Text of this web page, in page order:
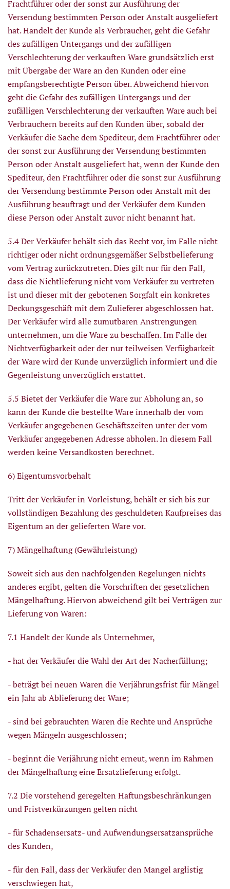
Frachtführer oder der sonst zur Ausführung der
Versendung bestimmten Person oder Anstalt ausgeliefert
hat. Handelt der Kunde als Verbraucher, geht die Gefahr
des zufälligen Untergangs und der zufälligen
Verschlechterung der verkauften Ware grundsätzlich erst
mit Übergabe der Ware an den Kunden oder eine
empfangsberechtigte Person über. Abweichend hiervon
geht die Gefahr des zufälligen Untergangs und der
zufälligen Verschlechterung der verkauften Ware auch bei
Verbrauchern bereits auf den Kunden über, sobald der
Verkäufer die Sache dem Spediteur, dem Frachtführer oder
der sonst zur Ausführung der Versendung bestimmten
Person oder Anstalt ausgeliefert hat, wenn der Kunde den
Spediteur, den Frachtführer oder die sonst zur Ausführung
der Versendung bestimmte Person oder Anstalt mit der
Ausführung beauftragt und der Verkäufer dem Kunden
diese Person oder Anstalt zuvor nicht benannt hat.
5.4 Der Verkäufer behält sich das Recht vor, im Falle nicht
richtiger oder nicht ordnungsgemäßer Selbstbelieferung
vom Vertrag zurückzutreten. Dies gilt nur für den Fall,
dass die Nichtlieferung nicht vom Verkäufer zu vertreten
ist und dieser mit der gebotenen Sorgfalt ein konkretes
Deckungsgeschäft mit dem Zulieferer abgeschlossen hat.
Der Verkäufer wird alle zumutbaren Anstrengungen
unternehmen, um die Ware zu beschaffen. Im Falle der
Nichtverfügbarkeit oder der nur teilweisen Verfügbarkeit
der Ware wird der Kunde unverzüglich informiert und die
Gegenleistung unverzüglich erstattet.
5.5 Bietet der Verkäufer die Ware zur Abholung an, so
kann der Kunde die bestellte Ware innerhalb der vom
Verkäufer angegebenen Geschäftszeiten unter der vom
Verkäufer angegebenen Adresse abholen. In diesem Fall
werden keine Versandkosten berechnet.
6) Eigentumsvorbehalt
Tritt der Verkäufer in Vorleistung, behält er sich bis zur
vollständigen Bezahlung des geschuldeten Kaufpreises das
Eigentum an der gelieferten Ware vor.
7) Mängelhaftung (Gewährleistung)
Soweit sich aus den nachfolgenden Regelungen nichts
anderes ergibt, gelten die Vorschriften der gesetzlichen
Mängelhaftung. Hiervon abweichend gilt bei Verträgen zur
Lieferung von Waren:
7.1 Handelt der Kunde als Unternehmer,
- hat der Verkäufer die Wahl der Art der Nacherfüllung;
- beträgt bei neuen Waren die Verjährungsfrist für Mängel
ein Jahr ab Ablieferung der Ware;
- sind bei gebrauchten Waren die Rechte und Ansprüche
wegen Mängeln ausgeschlossen;
- beginnt die Verjährung nicht erneut, wenn im Rahmen
der Mängelhaftung eine Ersatzlieferung erfolgt.
7.2 Die vorstehend geregelten Haftungsbeschränkungen
und Fristverkürzungen gelten nicht
- für Schadensersatz- und Aufwendungsersatzansprüche
des Kunden,
- für den Fall, dass der Verkäufer den Mangel arglistig
verschwiegen hat,